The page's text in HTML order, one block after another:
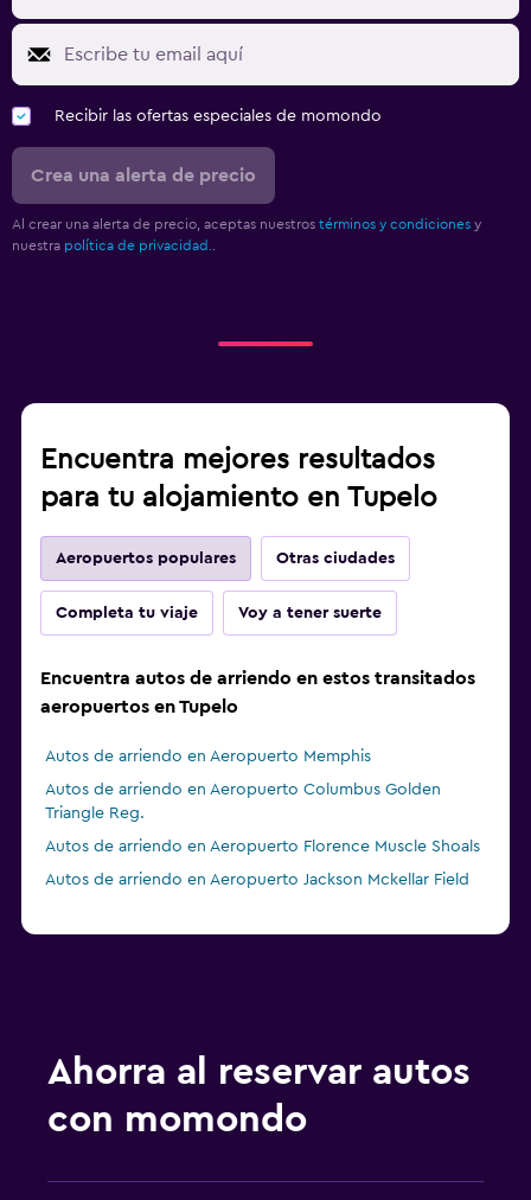
Recibir las ofertas especiales de momondo
Crea una alerta de precio
Al crear una alerta de precio, aceptas nuestros términos y condiciones y
nuestra política de privacidad.
Encuentra mejores resultados
para tu alojamiento en Tupelo
Aeropuertos populares Otras ciudades
Completa tu viaje Voy a tener suerte
Encuentra autos de arriendo en estos transitados
aeropuertos en Tupelo
Autos de arriendo en Aeropuerto Memphis
Autos de arriendo en Aeropuerto Columbus Golden
Triangle Reg.
Autos de arriendo en Aeropuerto Florence Muscle Shoals
Autos de arriendo en Aeropuerto Jackson Mckellar Field
Ahorra al reservar autos
con momondo